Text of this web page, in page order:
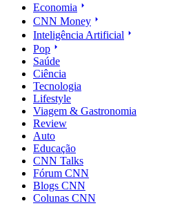
Economia
CNN Money
Inteligência Artificial
Pop
Saúde
Ciência
Tecnologia
Lifestyle
Viagem & Gastronomia
Review
Auto
Educação
CNN Talks
Fórum CNN
Blogs CNN
Colunas CNN